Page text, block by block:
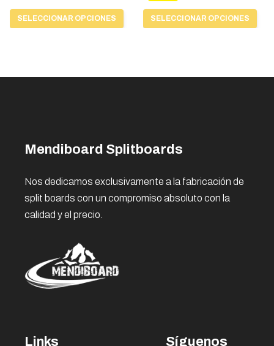
era:
es:
SELECCIONAR OPCIONES
elegir
en
original
era:
actual
es:
SELECCIONAR OPCIONES
elegir
en
Mendiboard Splitboards
Nos dedicamos exclusivamente a la fabricación de
split boards con un compromiso absoluto con la
calidad y el precio.
Links Síguenos